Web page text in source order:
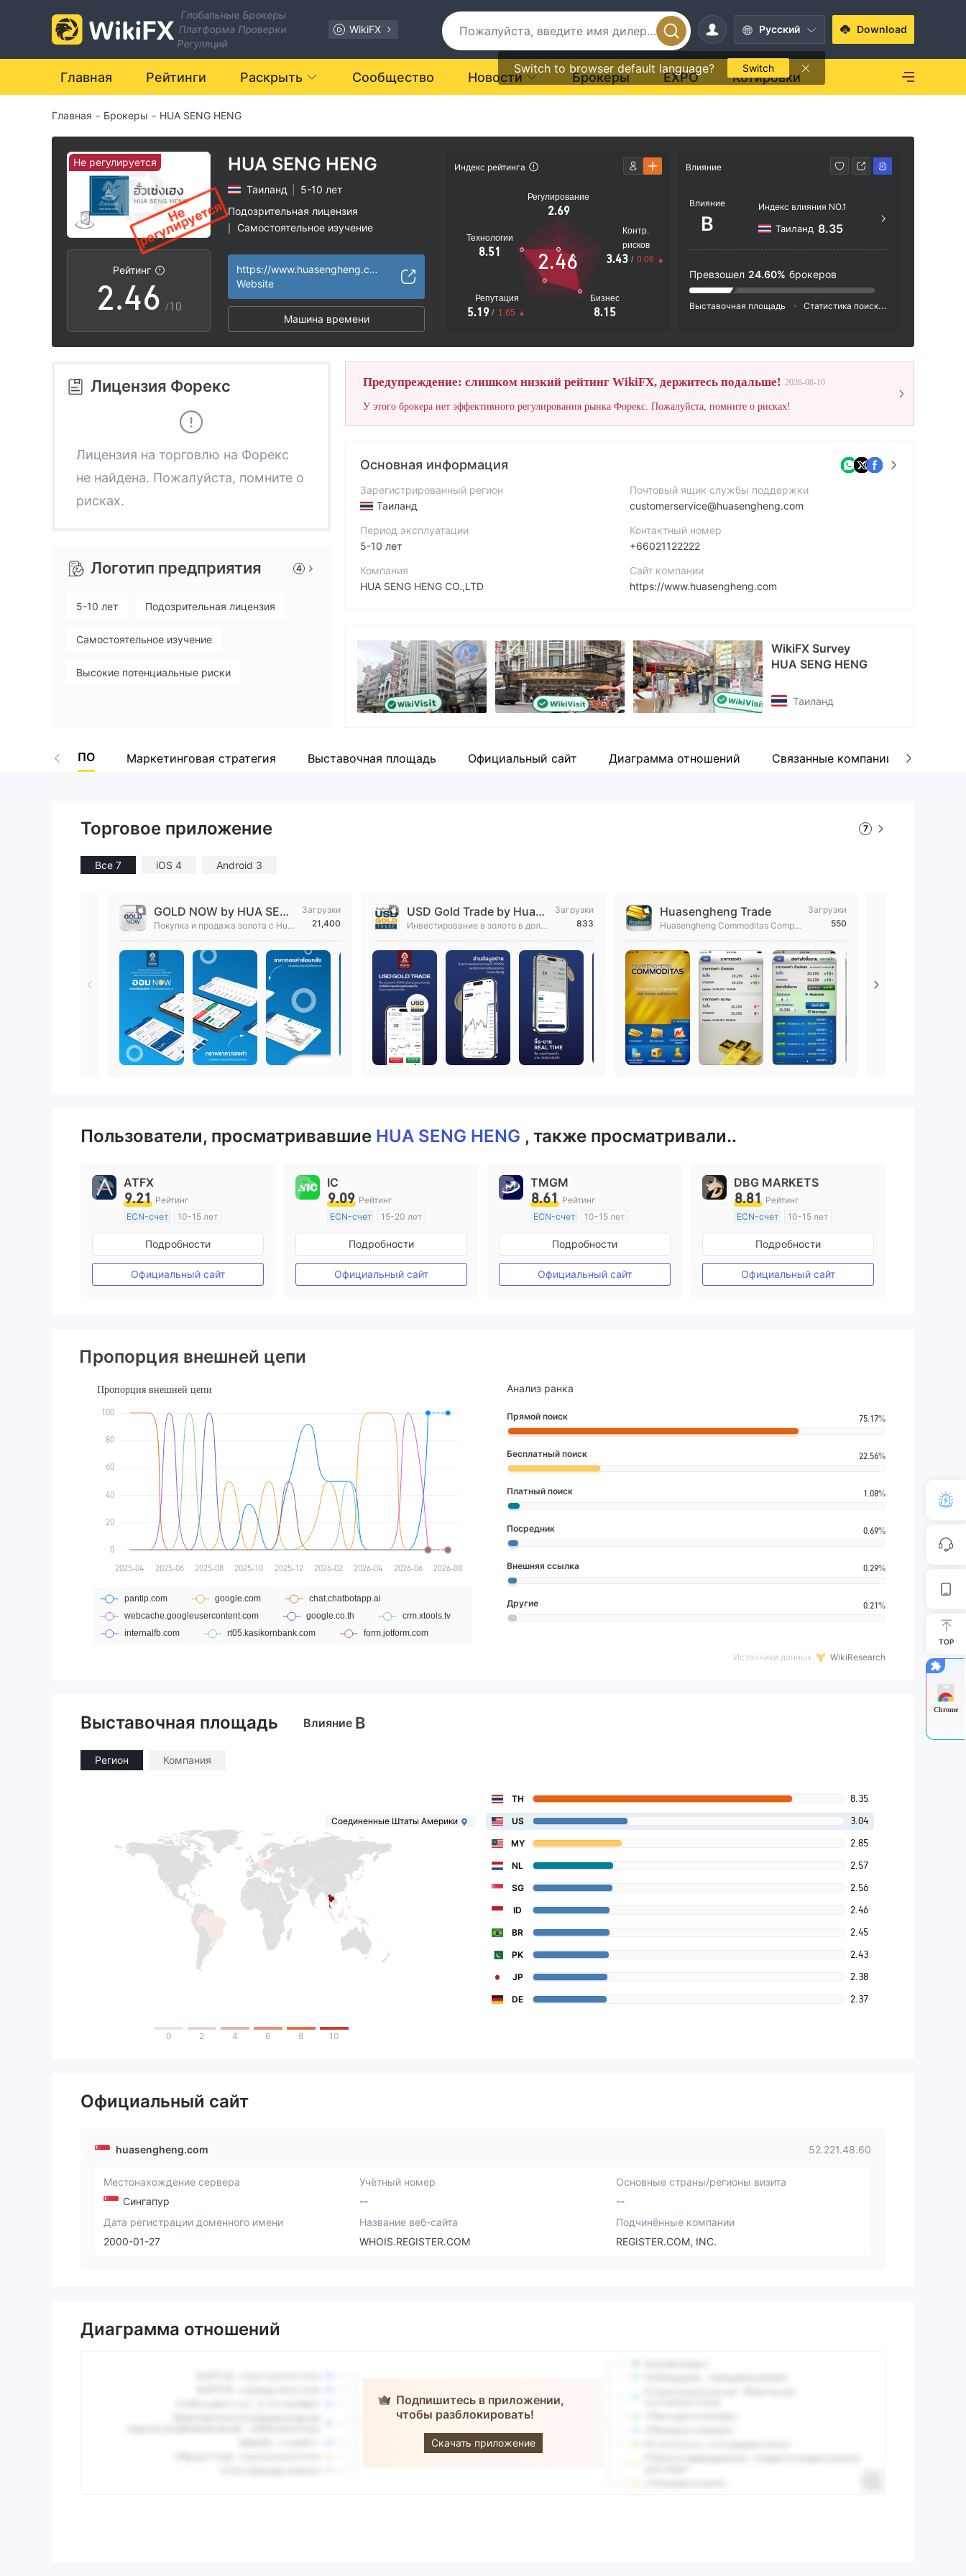
Глобальные Брокеры
Платформа Проверки
Регуляций
WikiFX Pусский
Switch to browser default language? Switch
Download
Главная Рейтинги Раскрыть Сообщество Новости Брокеры EXPO Котировки
Главная - Брокеры - HUA SENG HENG
Не регулируется
Рейтинг
0
1
2
3
4
6
7
.
0
1
2
3
4
5
6
8
9
0
1
2
3
4
5
6
7
8
/10
HUA SENG HENG
Таиланд
5-10 лет
Подозрительная лицензия
Самостоятельное изучение
https://www.huasengheng.com
Website
Машина времени
Индекс рейтинга
Регулирование
2.69
Технологии
8.51
Репутация
5.19 / 1.65
Бизнес
8.15
Контр.
рисков
3.43 / 0.06
2.46
Влияние
Влияние
B
Индекс влияния NO.1
Таиланд 8.35
Превзошел 24.60% брокеров
Выставочная площадь Статистика поиска
Лицензия Форекс
Лицензия на торговлю на Форекс
не найдена. Пожалуйста, помните о
рисках.
Логотип предприятия 4
5-10 лет Подозрительная лицензия
Самостоятельное изучение
Высокие потенциальные риски
Предупреждение: слишком низкий рейтинг WikiFX, держитесь подальше! 2026-08-10
У этого брокера нет эффективного регулирования рынка Форекс. Пожалуйста, помните о рисках!
Основная информация
Зарегистрированный регион
Таиланд
Период эксплуатации
5-10 лет
Компания
HUA SENG HENG CO.,LTD
Сотрудник компании
--
Почтовый ящик службы поддержки
customerservice@huasengheng.com
Контактный номер
+66021122222
Сайт компании
https://www.huasengheng.com
Facebook
https://www.facebook.com/hshsocial/
WikiFX Survey
HUA SENG HENG
Таиланд
ПО Маркетинговая стратегия Выставочная площадь Официальный сайт Диаграмма отношений Связанные компании
Торговое приложение 7
Все 7 iOS 4 Android 3
GOLD NOW by HUA SENG
HENG
Покупка и продажа золота с Huas
Загрузки
21,400
USD Gold Trade by HuaSe
ngHeng
Инвестирование в золото в долл
Загрузки
833
Huasengheng Trade
Huasengheng Commoditas Compa
Загрузки
550
Пользователи, просматривавшие HUA SENG HENG , также просматривали..
ATFX
9.21 Рейтинг
ECN-счет
10-15 лет
Регулирование в Австралия
Маркет-Мейкинг (MM)
Основной стандарт MT4
Подробности
Официальный сайт
IC
9.09 Рейтинг
ECN-счет
15-20 лет
Регулирование в Австралия
Маркет-Мейкинг (MM)
Основной стандарт MT4
Подробности
Официальный сайт
TMGM
8.61 Рейтинг
ECN-счет
10-15 лет
Регулирование в Австралия
Маркет-Мейкинг (MM)
Основной стандарт MT4
Подробности
Официальный сайт
DBG MARKETS
8.81 Рейтинг
ECN-счет
10-15 лет
Регулирование в Австралия
Маркет-Мейкинг (MM)
Основной стандарт MT4
Подробности
Официальный сайт
Пропорция внешней цепи
Анализ ранка
Прямой поиск 75.17%
Бесплатный поиск 22.56%
Платный поиск 1.08%
Посредник 0.69%
Внешняя ссылка 0.29%
Другие 0.21%
Источники данных WikiResearch
Выставочная площадь Влияние B
Регион Компания
0 2 4 6 8 10
TH 8.35
Соединенные Штаты Америки US 3.04
MY 2.85
NL 2.57
SG 2.56
ID 2.46
BR 2.45
PK 2.43
JP 2.38
DE 2.37
Официальный сайт
huasengheng.com 52.221.48.60
Местонахождение сервера
Сингапур
Учётный номер
--
Основные страны/регионы визита
--
Дата регистрации доменного имени
2000-01-27
Название веб-сайта
WHOIS.REGISTER.COM
Подчинённые компании
REGISTER.COM, INC.
Диаграмма отношений
Подпишитесь в приложении,
чтобы разблокировать!
Скачать приложение
HUA SENG
HENG
TOP
Chrome